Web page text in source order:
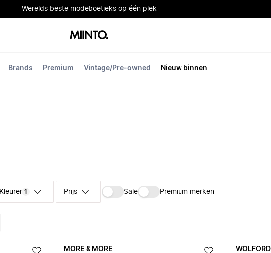
Werelds beste modeboetieks op één plek
Brands Premium Vintage/Pre-owned Nieuw binnen
Kleuren 1 Prijs Sale Premium merken
MORE & MORE WOLFORD